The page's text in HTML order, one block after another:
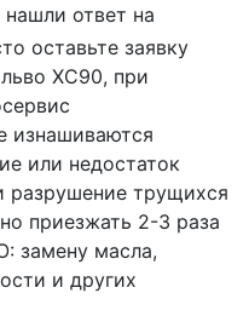
ответ на
оставьте заявку
ХС90, при
изнашиваются
или недостаток
разрушение трущихся
приезжать 2-3 раза
замену масла,
и других